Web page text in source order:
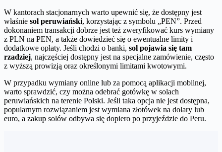
W kantorach stacjonarnych warto upewnić się, że dostępny jest
właśnie sol peruwiański, korzystając z symbolu „PEN”. Przed
dokonaniem transakcji dobrze jest też zweryfikować kurs wymiany
z PLN na PEN, a także dowiedzieć się o ewentualne limity i
dodatkowe opłaty. Jeśli chodzi o banki, sol pojawia się tam
rzadziej, najczęściej dostępny jest na specjalne zamówienie, często
z wyższą prowizją oraz określonymi limitami kwotowymi.
W przypadku wymiany online lub za pomocą aplikacji mobilnej,
warto sprawdzić, czy można odebrać gotówkę w solach
peruwiańskich na terenie Polski. Jeśli taka opcja nie jest dostępna,
popularnym rozwiązaniem jest wymiana złotówek na dolary lub
euro, a zakup solów odbywa się dopiero po przyjeździe do Peru.